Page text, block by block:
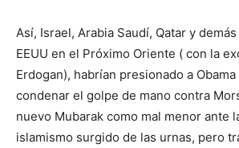
Así, Israel, Arabia Saudí, Qatar y
EEUU en el Próximo Oriente ( con la
Erdogan), habrían presionado a Obama
condenar el golpe de mano contra
nuevo Mubarak como mal menor ante
islamismo surgido de las urnas, pero